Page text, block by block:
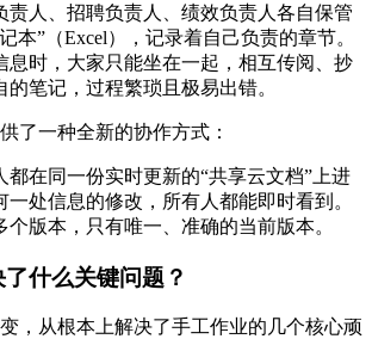
责人、招聘负责人、绩效负责人各自保管
本”（Excel），记录着自己负责的章节。
息时，大家只能坐在一起，相互传阅、抄
的笔记，过程繁琐且极易出错。
了一种全新的协作方式：
都在同一份实时更新的“共享云文档”上进
一处信息的修改，所有人都能即时看到。
个版本，只有唯一、准确的当前版本。
什么关键问题？
，从根本上解决了手工作业的几个核心顽